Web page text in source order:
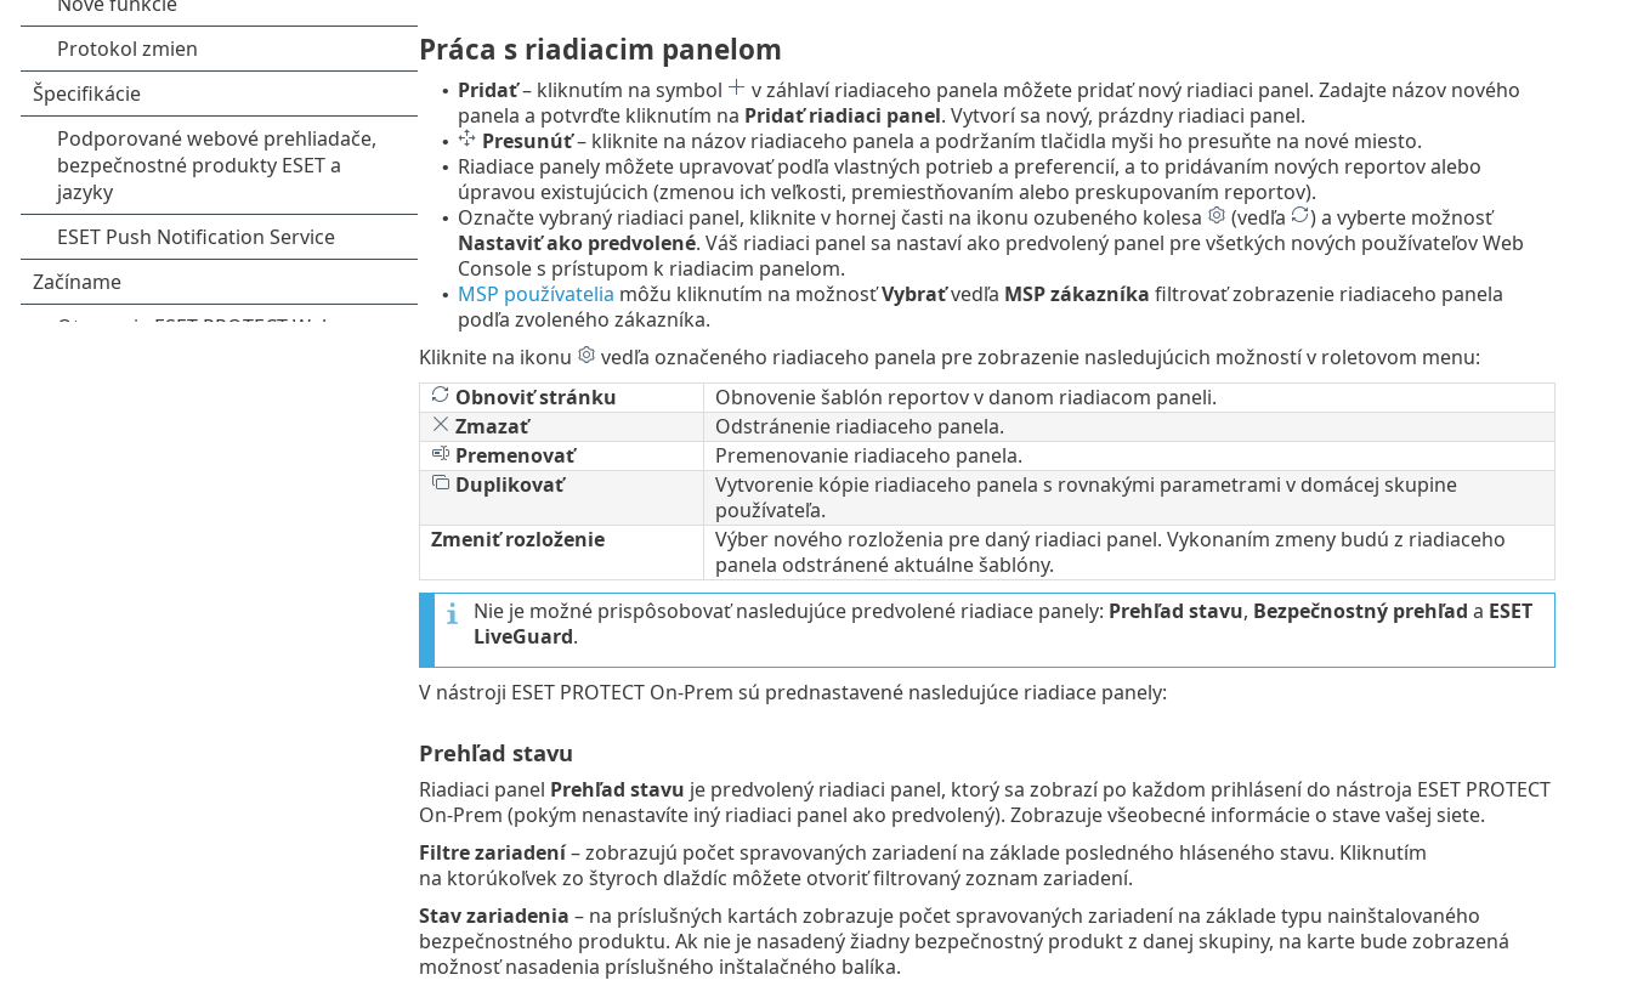
Práca s riadiacim panelom
• Pridať– kliknutím na symbol
v záhlaví riadiaceho panela môžete pridať nový riadiaci panel. Zadajte názov nového
panela a potvrďte kliknutím na Pridať riadiaci panel. Vytvorí sa nový, prázdny riadiaci panel.
• Presunúť– kliknite na názov riadiaceho panela a podržaním tlačidla myši ho presuňte na nové miesto.
• Riadiace panely môžete upravovať podľa vlastných potrieb a preferencií, a to pridávaním nových reportov alebo
úpravou existujúcich (zmenou ich veľkosti, premiestňovaním alebo preskupovaním reportov).
• Označte vybraný riadiaci panel, kliknite v hornej časti na ikonu ozubeného kolesa (vedľa
) a vyberte možnosť
Nastaviť ako predvolené. Váš riadiaci panel sa nastaví ako predvolený panel pre všetkých nových používateľov Web
Console s prístupom k riadiacim panelom.
• MSP používatelia môžu kliknutím na možnosťVybraťvedľa MSP zákazníka filtrovať zobrazenie riadiaceho panela
podľa zvoleného zákazníka.
Kliknite na ikonu
vedľa označeného riadiaceho panela pre zobrazenie nasledujúcich možností v roletovom menu:
Obnoviť stránku
Obnovenie šablón reportov v danom riadiacom paneli.
Zmazať
Odstránenie riadiaceho panela.
Premenovať
Premenovanie riadiaceho panela.
Duplikovať
Vytvorenie kópie riadiaceho panela s rovnakými parametrami v domácej skupine
používateľa.
Zmeniť rozloženie
Výber nového rozloženia pre daný riadiaci panel. Vykonaním zmeny budú z riadiaceho
panela odstránené aktuálne šablóny.
Nie je možné prispôsobovať nasledujúce predvolené riadiace panely: Prehľad stavu, Bezpečnostný prehľad a ESET
LiveGuard.
V nástroji ESET PROTECT On-Prem sú prednastavené nasledujúce riadiace panely:
Prehľad stavu
Riadiaci panel Prehľad stavu je predvolený riadiaci panel, ktorý sa zobrazí po každom prihlásení do nástroja ESET PROTECT
On-Prem (pokým nenastavíte iný riadiaci panel ako predvolený). Zobrazuje všeobecné informácie o stave vašej siete.
Filtre zariadení– zobrazujú počet spravovaných zariadení na základe posledného hláseného stavu. Kliknutím
na ktorúkoľvek zo štyroch dlaždíc môžete otvoriť filtrovaný zoznam zariadení.
Stav zariadenia – na príslušných kartách zobrazuje počet spravovaných zariadení na základe typu nainštalovaného
bezpečnostného produktu. Ak nie je nasadený žiadny bezpečnostný produkt z danej skupiny, na karte bude zobrazená
možnosť nasadenia príslušného inštalačného balíka.